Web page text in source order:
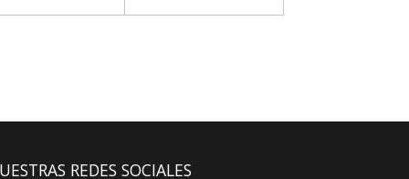
REDES SOCIALES